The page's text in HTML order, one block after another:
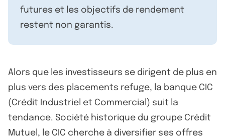
futures et les objectifs de rendement
restent non garantis.
Alors que les investisseurs se dirigent de plus en
plus vers des placements refuge, la banque CIC
(Crédit Industriel et Commercial) suit la
tendance. Société historique du groupe Crédit
Mutuel, le CIC cherche à diversifier ses offres